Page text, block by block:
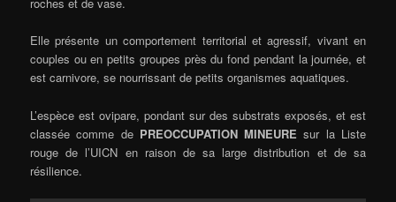
roches et de vase.
Elle présente un comportement territorial et agressif, vivant en
couples ou en petits groupes près du fond pendant la journée, et
est carnivore, se nourrissant de petits organismes aquatiques.
L’espèce est ovipare, pondant sur des substrats exposés, et est
classée comme de PREOCCUPATION MINEURE sur la Liste
rouge de l’UICN en raison de sa large distribution et de sa
résilience.